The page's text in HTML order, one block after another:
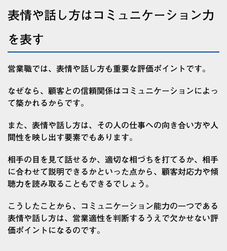
表情や話し方はコミュニケーション力
を表す
営業職では、表情や話し方も重要な評価ポイントです。
なぜなら、顧客との信頼関係はコミュニケーションによっ
て築かれるからです。
また、表情や話し方は、その人の仕事への向き合い方や人
間性を映し出す要素でもあります。
相手の目を見て話せるか、適切な相づちを打てるか、相手
に合わせて説明できるかといった点から、顧客対応力や傾
聴力を読み取ることもできるでしょう。
こうしたことから、コミュニケーション能力の一つである
表情や話し方は、営業適性を判断するうえで欠かせない評
価ポイントになるのです。